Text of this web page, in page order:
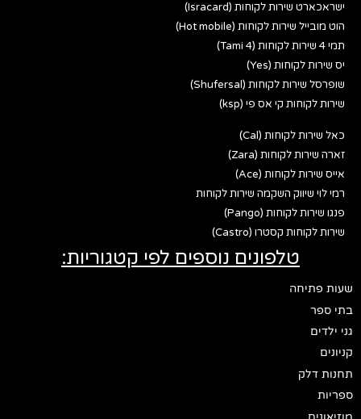
ישראכארט שירות לקוחות (Isracard)
הוט מובייל שירות לקוחות (Hot mobile)
תמי 4 שירות לקוחות (Tami 4)
יס שירות לקוחות (Yes)
שופרסל שירות לקוחות (Shufersal)
שירות לקוחות קי אס פי (ksp)
כאל שירות לקוחות (Cal)
זארה שירות לקוחות (Zara)
אייס שירות לקוחות (Ace)
רמי לוי שיווק השקמה שירות לקוחות
פנגו שירות לקוחות (Pango)
שירות לקוחות קסטרו (Castro)
טלפונים נוספים לפי קטגוריות:
שעות פתיחה
בתי ספר
גני ילדים
קניונים
תחנות דלק
ספריות